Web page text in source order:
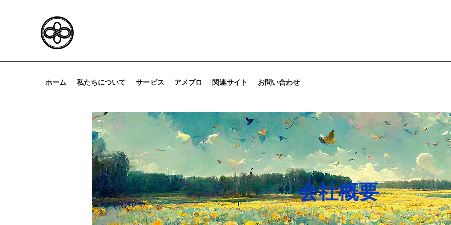
ホーム 私たちについて サービス アメブロ 関連サイト お問い合わせ
会社概要